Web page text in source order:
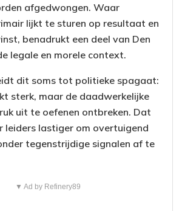
afgedwongen. Waar
lijkt te sturen op resultaat en
benadrukt een deel van Den
legale en morele context.
dit soms tot politieke spagaat:
sterk, maar de daadwerkelijke
uit te oefenen ontbreken. Dat
leiders lastiger om overtuigend
tegenstrijdige signalen af te
▼ Ad by Refinery89